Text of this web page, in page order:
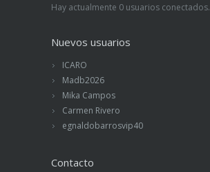
Hay actualmente 0 usuarios conectados.
Nuevos usuarios
ICARO
Madb2026
Mika Campos
Carmen Rivero
egnaldobarrosvip40
Contacto